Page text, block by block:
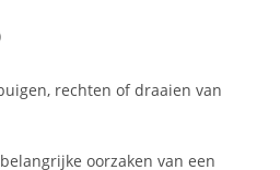
rechten of draaien van
oorzaken van een